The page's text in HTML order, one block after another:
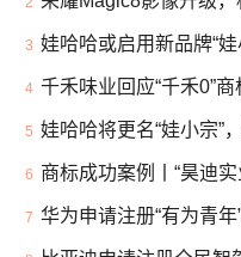
3 娃哈哈或启用新品牌“
4 千禾味业回应“千禾0”商
5 娃哈哈将更名“娃小宗”
6 商标成功案例丨“昊迪
7 华为申请注册“有为青年